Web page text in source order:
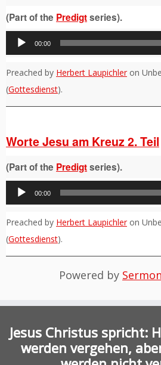
(Part of the Predigtseries).
Audio-
Player
00:00
Preached by Herbert Laupichleron
(Gottesdienst).
Worte Jesu am Kreuz 2. Teil
(Part of the Predigtseries).
Audio-
Player
00:00
Preached by Herbert Laupichleron
(Gottesdienst).
Powered by
Jesus Christus spricht:
werden vergehen,